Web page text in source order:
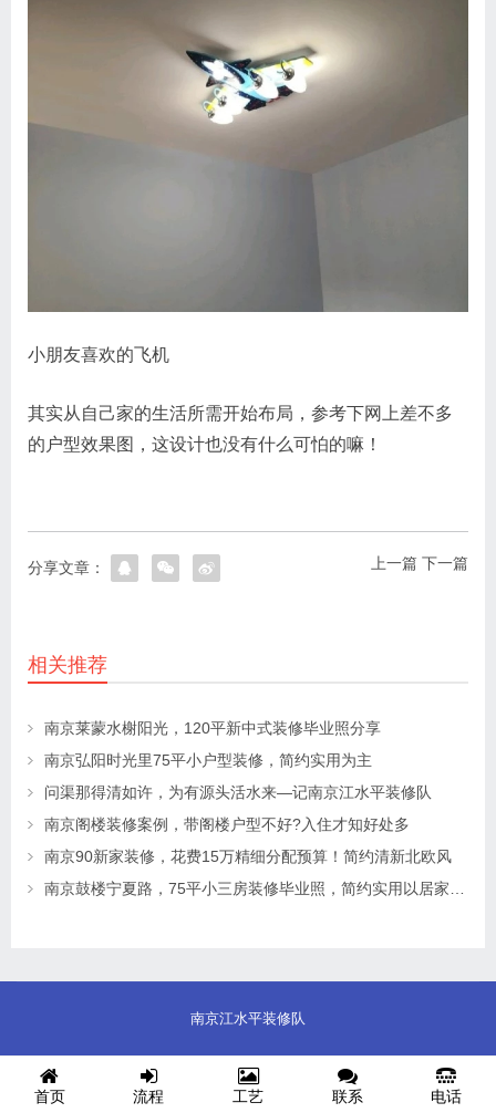
小朋友喜欢的飞机
其实从自己家的生活所需开始布局，参考下网上差不多
的户型效果图，这设计也没有什么可怕的嘛！
上一篇 下一篇
分享文章：
相关推荐
南京莱蒙水榭阳光，120平新中式装修毕业照分享
南京弘阳时光里75平小户型装修，简约实用为主
问渠那得清如许，为有源头活水来—记南京江水平装修队
南京阁楼装修案例，带阁楼户型不好?入住才知好处多
南京90新家装修，花费15万精细分配预算！简约清新北欧风
南京江水平装修队
首页 流程 工艺 联系 电话